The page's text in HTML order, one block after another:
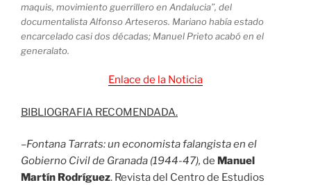
maquis, movimiento guerrillero en Andalucia”, del
documentalista Alfonso Arteseros. Mariano había estado
encarcelado casi dos décadas; Manuel Prieto acabó en el
generalato.
Enlace de la Noticia
BIBLIOGRAFIA RECOMENDADA.
–Fontana Tarrats: un economista falangista en el
Gobierno Civil de Granada (1944-47), de Manuel
Martín Rodríguez. Revista del Centro de Estudios